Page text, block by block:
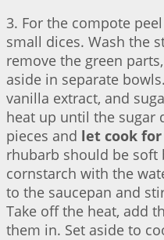
3. For the compote
small dices. Wash the
remove the green
aside in separate
vanilla extract, and
heat up until the sugar
pieces and let cook
rhubarb should be
cornstarch with the
to the saucepan and
Take off the heat, add
them in. Set aside to